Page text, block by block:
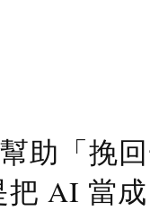
助「挽
把 AI 當